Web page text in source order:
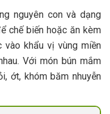
nguyên con và dạng
chế biến hoặc ăn kèm
vào khẩu vị vùng miền
Với món bún mắm
ớt, khóm băm nhuyễn